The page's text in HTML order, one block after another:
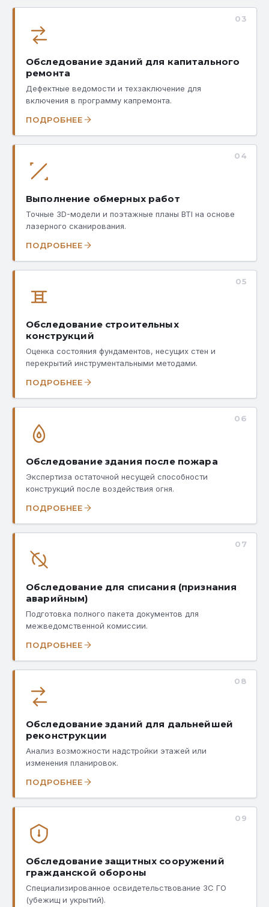
03
Обследование зданий для капитального
ремонта
Дефектные ведомости и техзаключение для
включения в программу капремонта.
ПОДРОБНЕЕ
04
Выполнение обмерных работ
Точные 3D-модели и поэтажные планы BTI на основе
лазерного сканирования.
ПОДРОБНЕЕ
05
Обследование строительных
конструкций
Оценка состояния фундаментов, несущих стен и
перекрытий инструментальными методами.
ПОДРОБНЕЕ
06
Обследование здания после пожара
Экспертиза остаточной несущей способности
конструкций после воздействия огня.
ПОДРОБНЕЕ
07
Обследование для списания (признания
аварийным)
Подготовка полного пакета документов для
межведомственной комиссии.
ПОДРОБНЕЕ
08
Обследование зданий для дальнейшей
реконструкции
Анализ возможности надстройки этажей или
изменения планировок.
ПОДРОБНЕЕ
09
Обследование защитных сооружений
гражданской обороны
Специализированное освидетельствование ЗС ГО
(убежищ и укрытий).